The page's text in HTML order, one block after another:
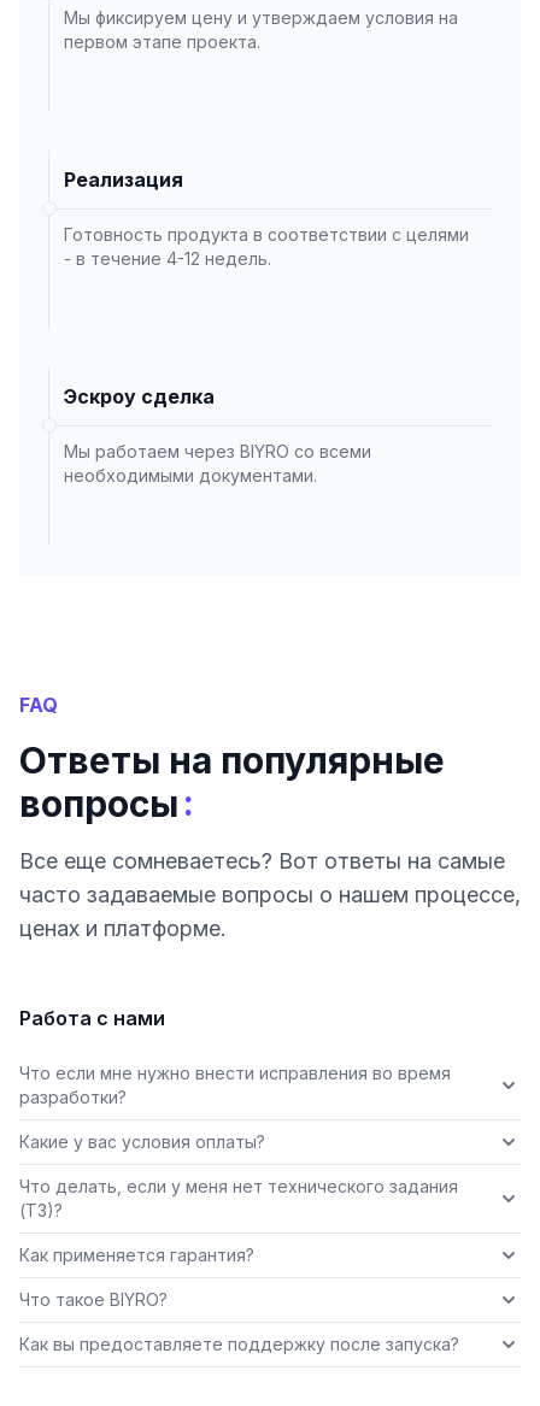
Мы фиксируем цену и утверждаем условия на
первом этапе проекта.
Реализация
Готовность продукта в соответствии с целями
- в течение 4-12 недель.
Эскроу сделка
Мы работаем через BIYRO со всеми
необходимыми документами.
FAQ
Ответы на популярные
вопросы:
Все еще сомневаетесь? Вот ответы на самые
часто задаваемые вопросы о нашем процессе,
ценах и платформе.
Работа с нами
Что если мне нужно внести исправления во время
разработки?
Какие у вас условия оплаты?
Что делать, если у меня нет технического задания
(ТЗ)?
Как применяется гарантия?
Что такое BIYRO?
Как вы предоставляете поддержку после запуска?